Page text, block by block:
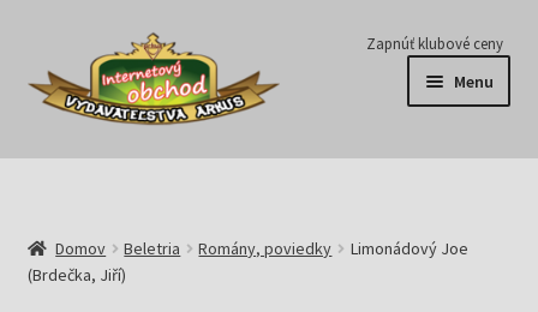
Preskočiť
navigáciu
Preskočiť
obsah
Zapnúť klubové ceny
Menu
Série
E-knihy
Domov Beletria Romány, poviedky
Limonádový Joe
(Brdečka, Jiří)